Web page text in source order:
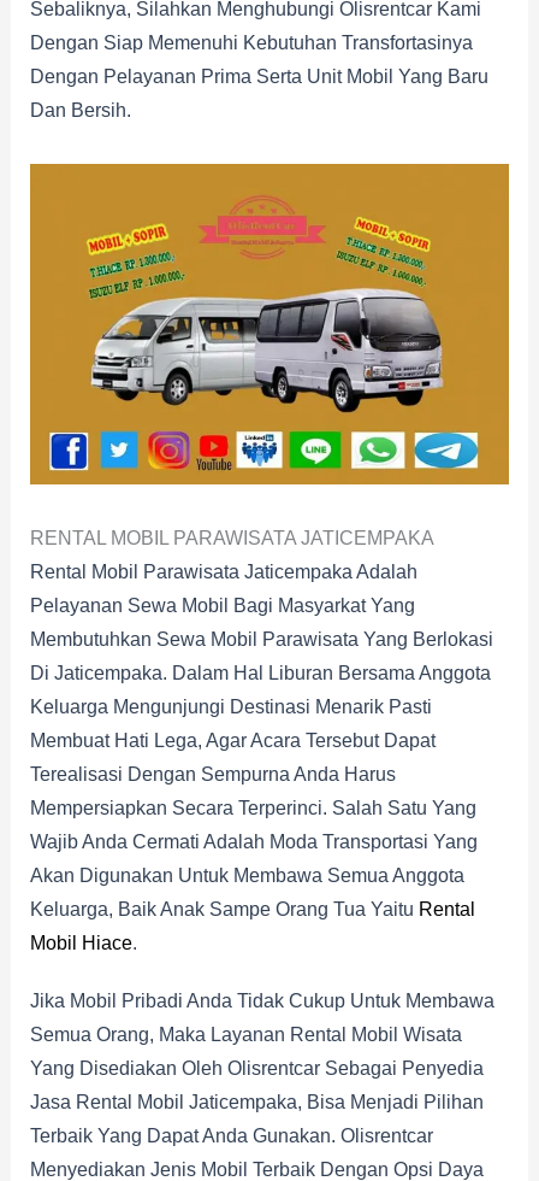
Sebaliknya, Silahkan Menghubungi Olisrentcar Kami
Dengan Siap Memenuhi Kebutuhan Transfortasinya
Dengan Pelayanan Prima Serta Unit Mobil Yang Baru
Dan Bersih.
RENTAL MOBIL PARAWISATA JATICEMPAKA
Rental Mobil Parawisata Jaticempaka Adalah
Pelayanan Sewa Mobil Bagi Masyarkat Yang
Membutuhkan Sewa Mobil Parawisata Yang Berlokasi
Di Jaticempaka. Dalam Hal Liburan Bersama Anggota
Keluarga Mengunjungi Destinasi Menarik Pasti
Membuat Hati Lega, Agar Acara Tersebut Dapat
Terealisasi Dengan Sempurna Anda Harus
Mempersiapkan Secara Terperinci. Salah Satu Yang
Wajib Anda Cermati Adalah Moda Transportasi Yang
Akan Digunakan Untuk Membawa Semua Anggota
Keluarga, Baik Anak Sampe Orang Tua Yaitu Rental
Mobil Hiace.
Jika Mobil Pribadi Anda Tidak Cukup Untuk Membawa
Semua Orang, Maka Layanan Rental Mobil Wisata
Yang Disediakan Oleh Olisrentcar Sebagai Penyedia
Jasa Rental Mobil Jaticempaka, Bisa Menjadi Pilihan
Terbaik Yang Dapat Anda Gunakan. Olisrentcar
Menyediakan Jenis Mobil Terbaik Dengan Opsi Daya